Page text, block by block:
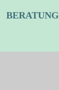
BERATUNG